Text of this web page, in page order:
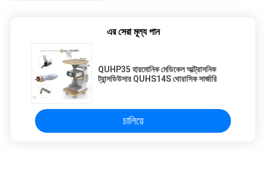
এর সেরা মূল্য পান
QUHP35 হারমোনিক মেডিকেল আল্ট্রাসনিক
ট্রান্সডিউসার QUHS14S থোরাসিক সার্জারি
চালিয়ে